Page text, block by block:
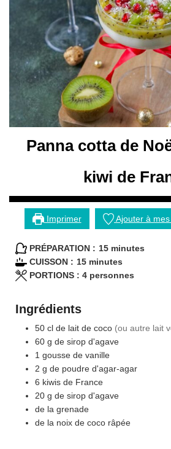
Panna cotta de
kiwi de
Imprimer Ajouter à
PRÉPARATION : 15minutes
minutes
CUISSON : 15minutes
minutes
PORTIONS : 4 personnes
Ingrédients
50 cl de lait de coco (ou autre lait
60 g de sirop d'agave
1 gousse de vanille
2 g de poudre d'agar-agar
6 kiwis de France
20 g de sirop d'agave
de la grenade
de la noix de coco râpée